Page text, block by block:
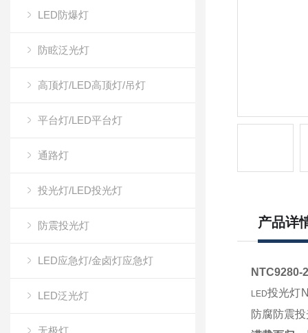
LED防爆灯
防眩泛光灯
高顶灯/LED高顶灯/吊灯
平台灯/LED平台灯
通路灯
投光灯/LED投光灯
防震投光灯
LED应急灯/金卤灯应急灯
LED泛光灯
无极灯
产品详
NTC9280-
LED投光灯
防腐防震